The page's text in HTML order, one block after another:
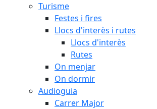
Turisme
Festes i fires
Llocs d'interès i rutes
Llocs d'interès
Rutes
On menjar
On dormir
Audioguia
Carrer Major